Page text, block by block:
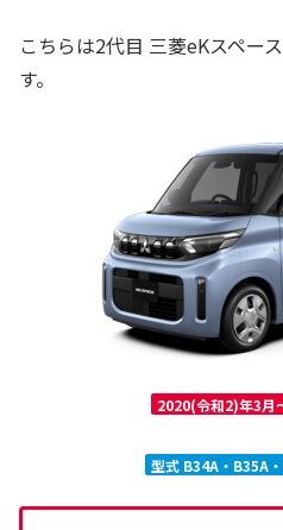
こちらは2代目 三菱eKスペー
す。
2020(令和2)年3月
型式 B34A・B35A